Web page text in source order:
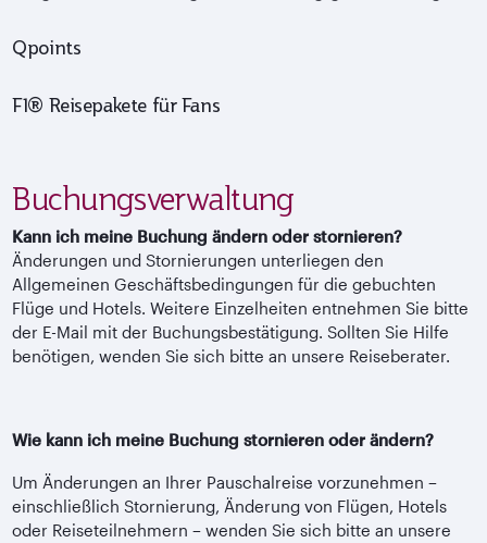
F1® Reisepakete für Fans
Qpoints
Buchungsverwaltung
Kann ich meine Buchung ändern oder stornieren?
Änderungen und Stornierungen unterliegen den
Allgemeinen Geschäftsbedingungen für die gebuchten
Flüge und Hotels. Weitere Einzelheiten entnehmen Sie bitte
der E-Mail mit der Buchungsbestätigung. Sollten Sie Hilfe
benötigen, wenden Sie sich bitte an unsere Reiseberater.
Wie kann ich meine Buchung stornieren oder ändern?
Um Änderungen an Ihrer Pauschalreise vorzunehmen –
einschließlich Stornierung, Änderung von Flügen, Hotels
oder Reiseteilnehmern – wenden Sie sich bitte an unsere